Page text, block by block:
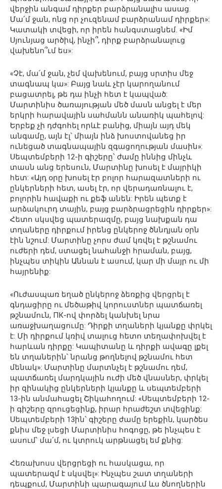
վերջին անգամ դիրքեր բարձրանալիս ասաց.
Մա՛մ ջան, ոնց որ չուզենամ բարձրանամ դիրքեր»:
Կատակի տվեցի, որ իրեն հանգստացնեմ. «Իմ
Սյունյաց արծիվ, ինչի՞, դիրք բարձրանալուց
վախենո՞ւմ ես»:
«Չէ, մա՛մ ջան, չեմ վախենում, բայց սրտիս մեջ
տագնապ կա»: Բայց նաև չէր կարողանում
բացատրել, թե դա ինչի հետ է կապված:
Մարտինիս ծառայության մեծ մասն անցել է մեր
երկրի հարավային սահմանն անառիկ պահելով:
Երբեք չի դժգոհել որևէ բանից, միայն այդ մեկ
անգամը, այն էլ՝ միայն ինձ խոստովանեց իր
ունեցած տագնապային զգացողության մասին»:
Սեպտեմբերի 12-ի գիշերը՝ ժամը իննից մինչև
տասն անց երեսուն, Մարտինը խոսել է մայրիկի
հետ: «Այդ օրը խոսել էր բոլոր հարազատների ու
ընկերների հետ, ասել էր, որ վերադառնալու է,
բոլորին հավաքի ու քեֆ անեն: Իրեն պետք է
արձակուրդ տային, բայց բարձրացրեցին դիրքեր»:
Հետո սկսվեց պատերազմը, բայց նախքան դա
տղաները դիրքում իրենց ընկերոջ ծննդյան օրն
էին նշում: Մարտինը չորս ժամ կռվել է թշնամու
ուժերի դեմ, ստացել նահանջի հրաման, բայց,
ինչպես տիկին Աննան է ասում, կար մի մայր ու մի
հայրենիք:
«Ուժասպառ եղած ընկերոջ ձեռքից վերցրել է
գնդացիրը ու մեծաթիվ կորուստներ պատճառել
թշնամուն, ПК-ով փորձել կանխել նրա
առաջխաղացումը: Դիրքի տղաների կյանքը փրկել
է: Մի դիրքում կռիվ տալուց հետո տեղափոխվել է
հարևան դիրքը: Կապիտանը և դիրքի ավագը լքել
են տղաներին՝ նրանց թողնելով թշնամու հետ
մենակ»: Մարտինը մարտնչել է թշնամու դեմ,
պատճառել մարդկային ուժի մեծ վնասներ, փրկել
իր զինակից ընկերների կյանքը և սեպտեմբերի
13-ին անմահացել Շիկահողում: «Սեպտեմբերի 12-
ի գիշերը զրուցեցինք, իրար հրաժեշտ տվեցինք:
Սեպտեմբերի 13ին՝ գիշերը ժամը երեքին, կարծես
քնիս մեջ լսեցի Մարտինիս հոգոցը, թե ինչպես է
ասում՝ մա՛մ, ու կտրուկ արթնացել եմ քնից:
Հեռախոսս վերցրեցի ու հասկացա, որ
պատերազմ է սկսվել»: Ինչպես շատ տղաների
դեպքում, Մարտինի պարագայում ևս ծնողներին